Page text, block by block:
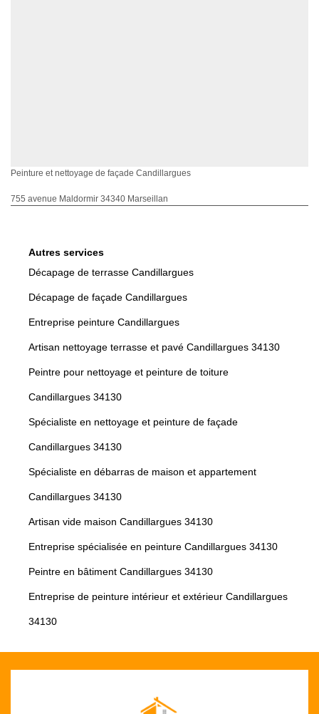
Peinture et nettoyage de façade Candillargues
755 avenue Maldormir 34340 Marseillan
Autres services
Décapage de terrasse Candillargues
Décapage de façade Candillargues
Entreprise peinture Candillargues
Artisan nettoyage terrasse et pavé Candillargues 34130
Peintre pour nettoyage et peinture de toiture
Candillargues 34130
Spécialiste en nettoyage et peinture de façade
Candillargues 34130
Spécialiste en débarras de maison et appartement
Candillargues 34130
Artisan vide maison Candillargues 34130
Entreprise spécialisée en peinture Candillargues 34130
Peintre en bâtiment Candillargues 34130
Entreprise de peinture intérieur et extérieur Candillargues
34130